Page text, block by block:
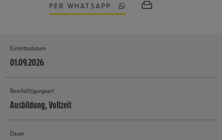
PER WHATSAPP
Eintrittsdatum
01.09.2026
Beschäftigungsart
Ausbildung, Vollzeit
Dauer